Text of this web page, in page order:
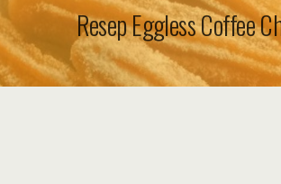
Resep Eggless Coffee